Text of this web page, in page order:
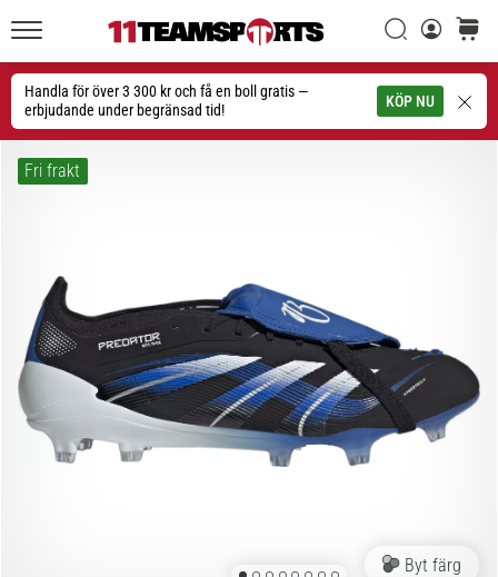
Handla för över 3 300 kr och få en boll gratis —
erbjudande under begränsad tid!
KÖP NU
Sök
Sök
1. 7. 2025
•
1 min. läsning
Play
for
dam-
EM
2025
med
officiella
tröjor
Fri frakt
Byt färg